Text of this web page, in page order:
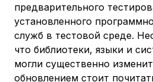
предварительного
установленного
служб в тестовой среде.
что библиотеки, языки и
могли существенно
обновлением стоит